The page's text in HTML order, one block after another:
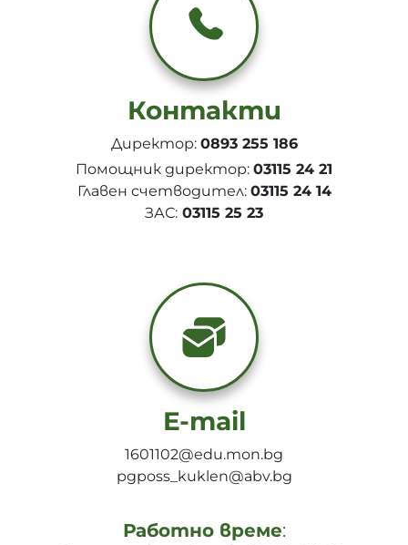
Контакти
Директор: 0893 255 186
Помощник директор: 03115 24 21
Главен счетводител: 03115 24 14
ЗАС: 03115 25 23
E-mail
1601102@edu.mon.bg
pgposs_kuklen@abv.bg
Работно време: